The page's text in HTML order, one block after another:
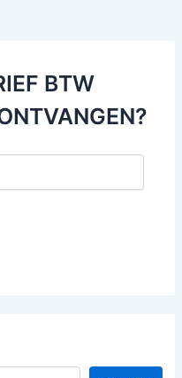
BTW